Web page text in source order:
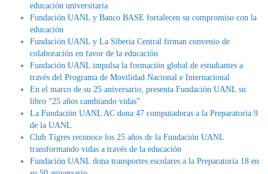
educación universitaria
Fundación UANL y Banco BASE fortalecen su compromiso con la
educación
Fundación UANL y La Siberia Central firman convenio de
colaboración en favor de la educación
Fundación UANL impulsa la formación global de estudiantes a
través del Programa de Movilidad Nacional e Internacional
En el marco de su 25 aniversario, presenta Fundación UANL su
libro “25 años cambiando vidas”
La Fundación UANL AC dona 47 computadoras a la Preparatoria 9
de la UANL
Club Tigres reconoce los 25 años de la Fundación UANL
transformando vidas a través de la educación
Fundación UANL dona transportes escolares a la Preparatoria 18 en